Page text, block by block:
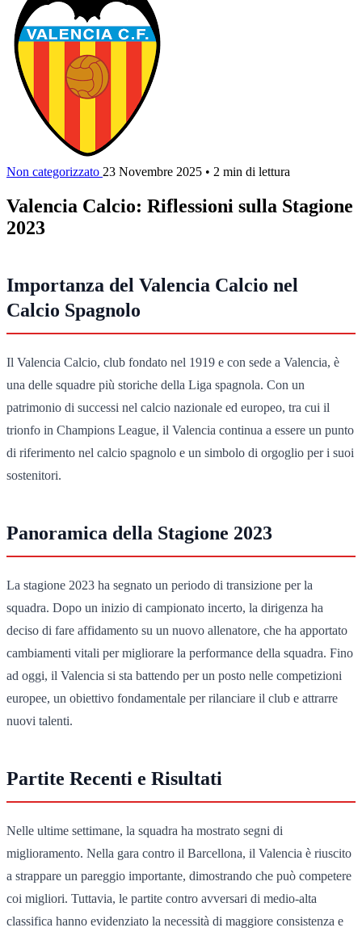
Non categorizzato 23 Novembre 2025 • 2 min di lettura
Valencia Calcio: Riflessioni sulla Stagione
2023
Importanza del Valencia Calcio nel
Calcio Spagnolo
Il Valencia Calcio, club fondato nel 1919 e con sede a Valencia, è
una delle squadre più storiche della Liga spagnola. Con un
patrimonio di successi nel calcio nazionale ed europeo, tra cui il
trionfo in Champions League, il Valencia continua a essere un punto
di riferimento nel calcio spagnolo e un simbolo di orgoglio per i suoi
sostenitori.
Panoramica della Stagione 2023
La stagione 2023 ha segnato un periodo di transizione per la
squadra. Dopo un inizio di campionato incerto, la dirigenza ha
deciso di fare affidamento su un nuovo allenatore, che ha apportato
cambiamenti vitali per migliorare la performance della squadra. Fino
ad oggi, il Valencia si sta battendo per un posto nelle competizioni
europee, un obiettivo fondamentale per rilanciare il club e attrarre
nuovi talenti.
Partite Recenti e Risultati
Nelle ultime settimane, la squadra ha mostrato segni di
miglioramento. Nella gara contro il Barcellona, il Valencia è riuscito
a strappare un pareggio importante, dimostrando che può competere
coi migliori. Tuttavia, le partite contro avversari di medio-alta
classifica hanno evidenziato la necessità di maggiore consistenza e